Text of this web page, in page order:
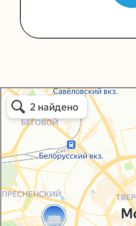
Упаковали Онлайн в Москве
Москва
Согласие на обработку
Политика
© 2021-2025, ООО
Сайт разработала